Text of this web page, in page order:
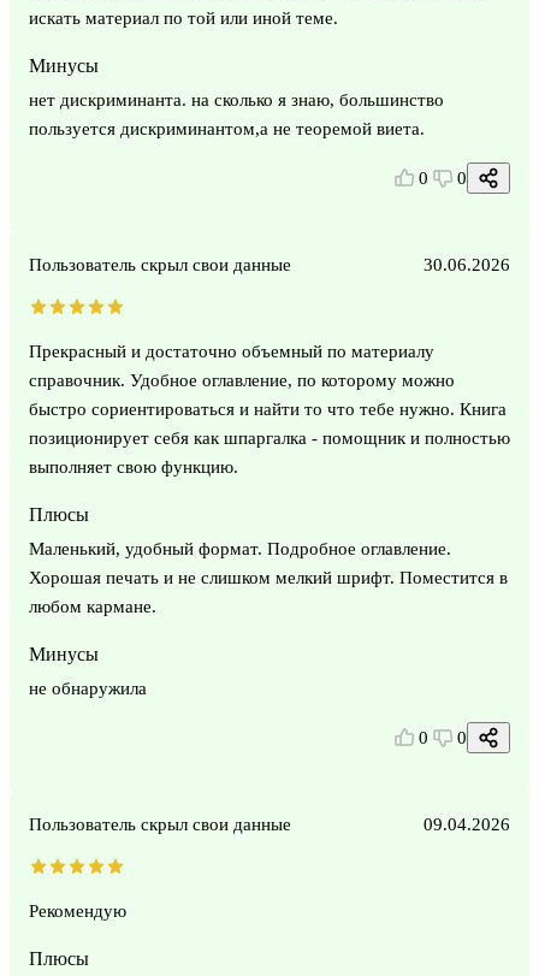
искать материал по той или иной теме.
Минусы
нет дискриминанта. на сколько я знаю, большинство
пользуется дискриминантом,а не теоремой виета.
0 0
Пользователь скрыл свои данные 30.06.2026
Прекрасный и достаточно объемный по материалу
справочник. Удобное оглавление, по которому можно
быстро сориентироваться и найти то что тебе нужно. Книга
позиционирует себя как шпаргалка - помощник и полностью
выполняет свою функцию.
Плюсы
Маленький, удобный формат. Подробное оглавление.
Хорошая печать и не слишком мелкий шрифт. Поместится в
любом кармане.
Минусы
не обнаружила
0 0
Пользователь скрыл свои данные 09.04.2026
Рекомендую
Плюсы